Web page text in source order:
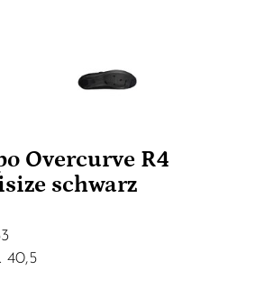
Overcurve R4
schwarz
40,5